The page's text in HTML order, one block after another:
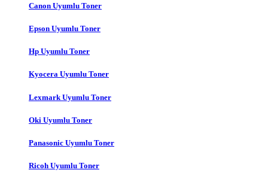
Canon Uyumlu Toner
Epson Uyumlu Toner
Hp Uyumlu Toner
Kyocera Uyumlu Toner
Lexmark Uyumlu Toner
Oki Uyumlu Toner
Panasonic Uyumlu Toner
Ricoh Uyumlu Toner